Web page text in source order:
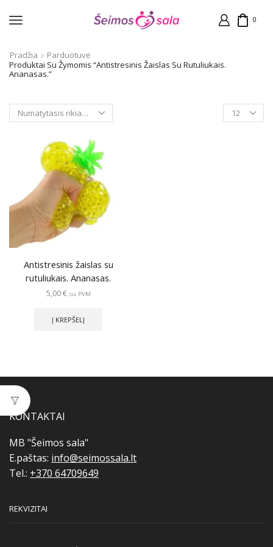
0
Pradžia
Parduotuvė
Produktai Su Žymomis “Antistresinis Žaislas Su Rutuliukais.
Ananasas.”
Products
per
Antistresinis žaislas su
rutuliukais. Ananasas.
5,00€ su PVM
Į KREPŠELĮ
KONTAKTAI
MB "Šeimos sala"
E.paštas: info@seimossala.lt
Tel.: +370 64709649
REKVIZITAI